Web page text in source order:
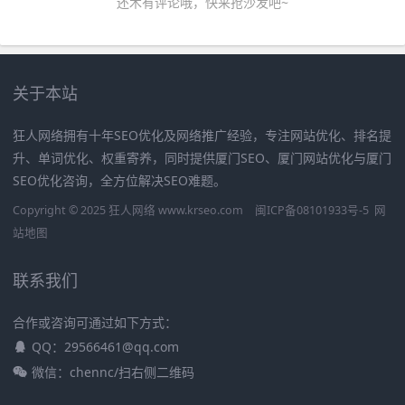
关于本站
狂人网络拥有十年SEO优化及网络推广经验，专注网站优化、排名提
升、单词优化、权重寄养，同时提供厦门SEO、厦门网站优化与厦门
SEO优化咨询，全方位解决SEO难题。
Copyright © 2025 狂人网络 www.krseo.com 闽ICP备08101933号-5 网
站地图
联系我们
合作或咨询可通过如下方式：
QQ：29566461@qq.com
微信：chennc/扫右侧二维码